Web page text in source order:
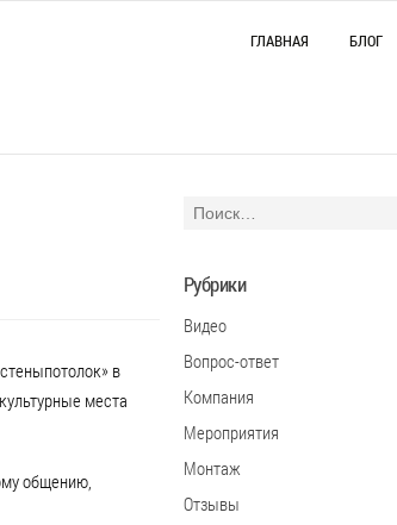
ГЛАВНАЯ БЛОГ
в
места
общению,
Рубрики
Видео
Вопрос-ответ
Компания
Мероприятия
Монтаж
Отзывы